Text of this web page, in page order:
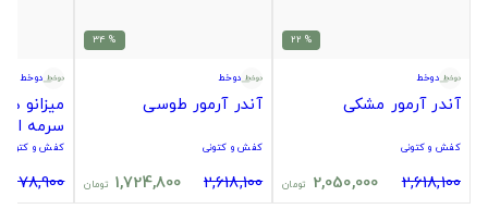
% 22
دوخط
آندر آرمور مشکی
کفش و کتونی
2,618,100
2,050,000 تومان
% 34
دوخط
آندر آرمور طوسی
کفش و کتونی
2,618,100
1,724,800 تومان
دوخط
میزانو
سرمه ای
کفش و کتونی